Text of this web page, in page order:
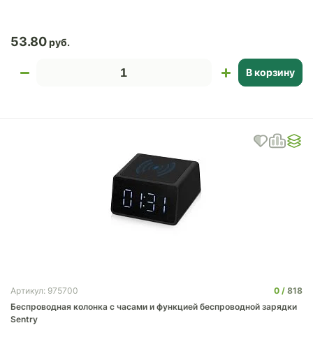
53.80
В корзину
Артикул: 975700 0
818
Беспроводная колонка с часами и функцией беспроводной зарядки
Sentry